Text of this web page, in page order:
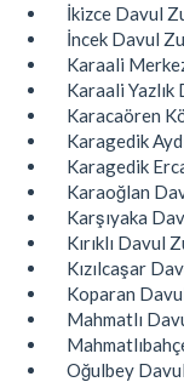
İkizce Davul
İncek Davul
Karaali
Karaali
Karacaören
Karagedik
Karagedik
Karaoğlan
Karşıyaka
Kırıklı Davul
Kızılcaşar
Koparan
Mahmatlı
Oğulbey